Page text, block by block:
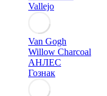
Vallejo
Van Gogh
Willow Charcoal
АНЛЕС
Гознак